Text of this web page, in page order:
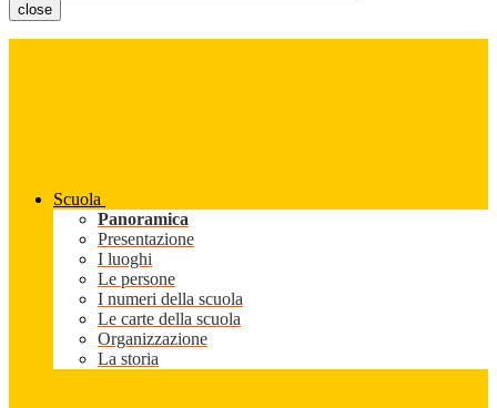
close
Scuola
Panoramica
Presentazione
I luoghi
Le persone
I numeri della scuola
Le carte della scuola
Organizzazione
La storia